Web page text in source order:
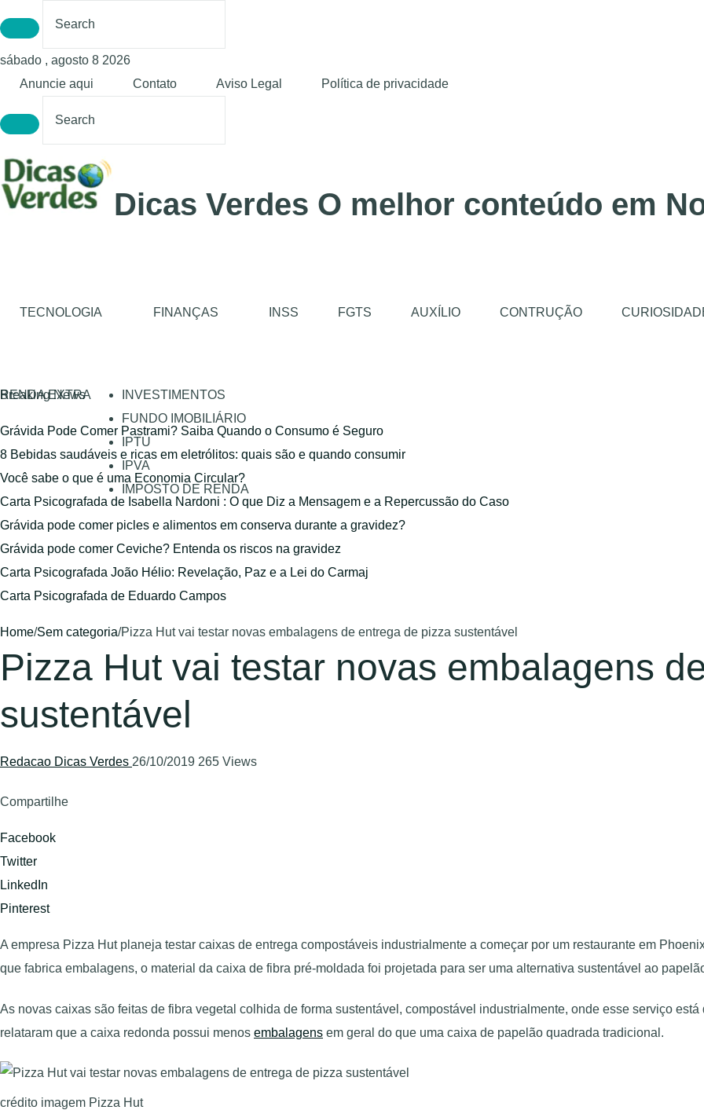
sábado , agosto 8 2026
Anuncie aqui
Contato Aviso Legal Política de privacidade
Dicas Verdes O melhor conteúdo em
TECNOLOGIA
RENDA EXTRA
FINANÇAS
INVESTIMENTOS
FUNDO IMOBILIÁRIO
IPTU
IPVA
IMPOSTO DE RENDA
INSS FGTS AUXÍLIO CONTRUÇÃO
Breaking News
Grávida Pode Comer Pastrami? Saiba Quando o Consumo é Seguro
8 Bebidas saudáveis e ricas em eletrólitos: quais são e quando consumir
Você sabe o que é uma Economia Circular?
Carta Psicografada de Isabella Nardoni : O que Diz a Mensagem e a Repercussão do Caso
Grávida pode comer picles e alimentos em conserva durante a gravidez?
Grávida pode comer Ceviche? Entenda os riscos na gravidez
Carta Psicografada João Hélio: Revelação, Paz e a Lei do Carmaj
Carta Psicografada de Eduardo Campos
Home/Sem categoria/Pizza Hut vai testar novas embalagens de entrega de pizza sustentável
Pizza Hut vai testar novas embalagens
sustentável
Redacao Dicas Verdes 26/10/2019 265 Views
Compartilhe
Facebook
Twitter
LinkedIn
Pinterest
A empresa Pizza Hut planeja testar caixas de entrega compostáveis ​​industrialmente a começar por um restaurante em
que fabrica embalagens, o material da caixa de fibra pré-moldada foi projetada para ser uma alternativa sustentável ao
As novas caixas são feitas de fibra vegetal colhida de forma sustentável, compostável industrialmente, onde esse serviço
relataram que a caixa redonda possui menos embalagens em geral do que uma caixa de papelão quadrada tradicional.
crédito imagem Pizza Hut